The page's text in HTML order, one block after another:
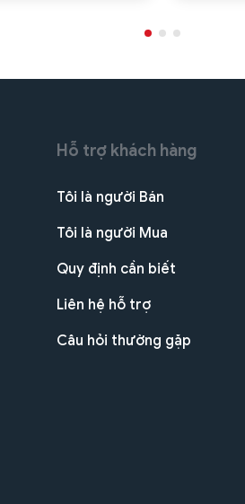
Hỗ trợ khách hàng
Tôi là người Bán
Tôi là người Mua
Quy định cần biết
Liên hệ hỗ trợ
Câu hỏi thường gặp